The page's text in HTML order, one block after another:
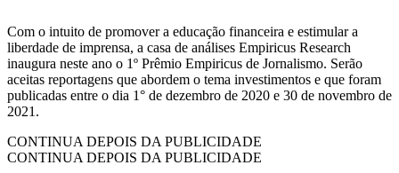
Com o intuito de promover a educação financeira e estimular a
liberdade de imprensa, a casa de análises Empiricus Research
inaugura neste ano o 1º Prêmio Empiricus de Jornalismo. Serão
aceitas reportagens que abordem o tema investimentos e que foram
publicadas entre o dia 1° de dezembro de 2020 e 30 de novembro de
2021.
CONTINUA DEPOIS DA PUBLICIDADE
CONTINUA DEPOIS DA PUBLICIDADE